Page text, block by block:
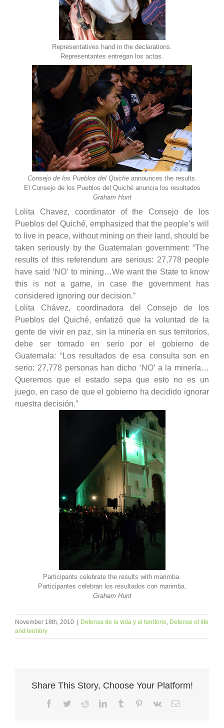
Representatives hand in the declarations.
Representantes entregan los actas.
Consejo de los Pueblos del Quiche announces the results.
El Consejo de los Pueblos del Quiché anuncia los resultados
Graham Hunt
Lolita Chavez, coordinator of the Consejo de los
Pueblos del Quiché, emphasized that the people’s will
to live in peace, without mining on their land, should be
taken seriously by the Guatemalan government: “The
results of this referendum are serious: 27,778 people
have said ‘NO’ to mining…We want the State to know
this is not a game, in case the government has
considered ignoring our decision.”
Lolita Chávez, coordinadora del Consejo de los
Pueblos del Quiché, enfatizó que la voluntad de la
gente de vivir en paz, sin la minería en sus territorios,
debe ser tomado en serio por el gobierno de
Guatemala: “Los resultados de esa consulta son en
serio: 27,778 personas han dicho ‘NO’ a la minería…
Queremos que el estado sepa que esto no es un
juego, en caso de que el gobierno ha decidido ignorar
nuestra decisión.”
Participants celebrate the results with marimba.
Participantes celebran los resultados con marimba.
Graham Hunt
November 18th, 2010 Defensa de la vida y el territorio, Defense of life
and territory
Share This Story, Choose Your Platform!
Facebook
TwitterRedditLinkedInTumblr Pinterest
Vk Email